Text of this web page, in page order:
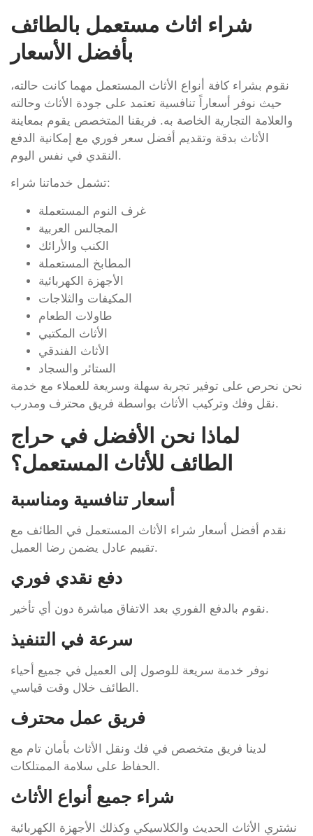
شراء اثاث مستعمل بالطائف
بأفضل الأسعار
نقوم بشراء كافة أنواع الأثاث المستعمل مهما كانت حالته،
حيث نوفر أسعاراً تنافسية تعتمد على جودة الأثاث وحالته
والعلامة التجارية الخاصة به. فريقنا المتخصص يقوم بمعاينة
الأثاث بدقة وتقديم أفضل سعر فوري مع إمكانية الدفع
النقدي في نفس اليوم.
تشمل خدماتنا شراء:
غرف النوم المستعملة
المجالس العربية
الكنب والأرائك
المطابخ المستعملة
الأجهزة الكهربائية
المكيفات والثلاجات
طاولات الطعام
الأثاث المكتبي
الأثاث الفندقي
الستائر والسجاد
نحن نحرص على توفير تجربة سهلة وسريعة للعملاء مع خدمة
نقل وفك وتركيب الأثاث بواسطة فريق محترف ومدرب.
لماذا نحن الأفضل في حراج
الطائف للأثاث المستعمل؟
أسعار تنافسية ومناسبة
نقدم أفضل أسعار شراء الأثاث المستعمل في الطائف مع
تقييم عادل يضمن رضا العميل.
دفع نقدي فوري
نقوم بالدفع الفوري بعد الاتفاق مباشرة دون أي تأخير.
سرعة في التنفيذ
نوفر خدمة سريعة للوصول إلى العميل في جميع أحياء
الطائف خلال وقت قياسي.
فريق عمل محترف
لدينا فريق متخصص في فك ونقل الأثاث بأمان تام مع
الحفاظ على سلامة الممتلكات.
شراء جميع أنواع الأثاث
نشتري الأثاث الحديث والكلاسيكي وكذلك الأجهزة الكهربائية